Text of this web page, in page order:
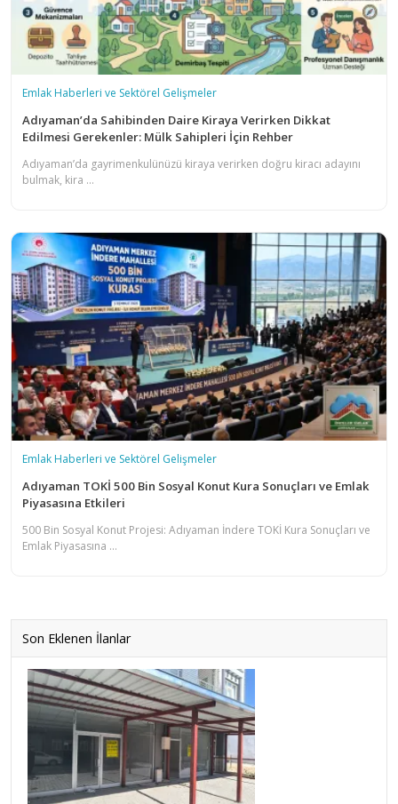
Emlak Haberleri ve Sektörel Gelişmeler
Adıyaman’da Sahibinden Daire Kiraya Verirken Dikkat
Edilmesi Gerekenler: Mülk Sahipleri İçin Rehber
Adıyaman’da gayrimenkulünüzü kiraya verirken doğru kiracı adayını
bulmak, kira ...
Emlak Haberleri ve Sektörel Gelişmeler
Adıyaman TOKİ 500 Bin Sosyal Konut Kura Sonuçları ve Emlak
Piyasasına Etkileri
500 Bin Sosyal Konut Projesi: Adıyaman İndere TOKİ Kura Sonuçları ve
Emlak Piyasasına ...
Son Eklenen İlanlar